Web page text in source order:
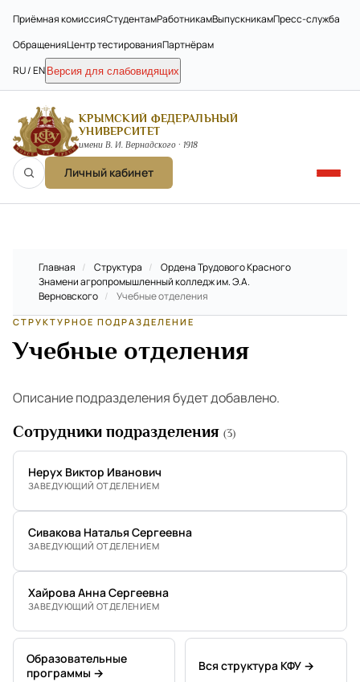
Приёмная комиссияСтудентамРаботникамВыпускникамПресс-служба
ОбращенияЦентр тестированияПартнёрам
RU / EN Версия для слабовидящих
КРЫМСКИЙ ФЕДЕРАЛЬНЫЙ
УНИВЕРСИТЕТ
имени В. И. Вернадского · 1918
Личный кабинет
Главная / Структура /
Ордена Трудового Красного
Знамени агропромышленный колледж им. Э.А.
Верновского / Учебные отделения
СТРУКТУРНОЕ ПОДРАЗДЕЛЕНИЕ
Учебные отделения
Описание подразделения будет добавлено.
Сотрудники подразделения (3)
Нерух Виктор Иванович
ЗАВЕДУЮЩИЙ ОТДЕЛЕНИЕМ
Сивакова Наталья Сергеевна
ЗАВЕДУЮЩИЙ ОТДЕЛЕНИЕМ
Хайрова Анна Сергеевна
ЗАВЕДУЮЩИЙ ОТДЕЛЕНИЕМ
Образовательные
программы →
Вся структура КФУ →